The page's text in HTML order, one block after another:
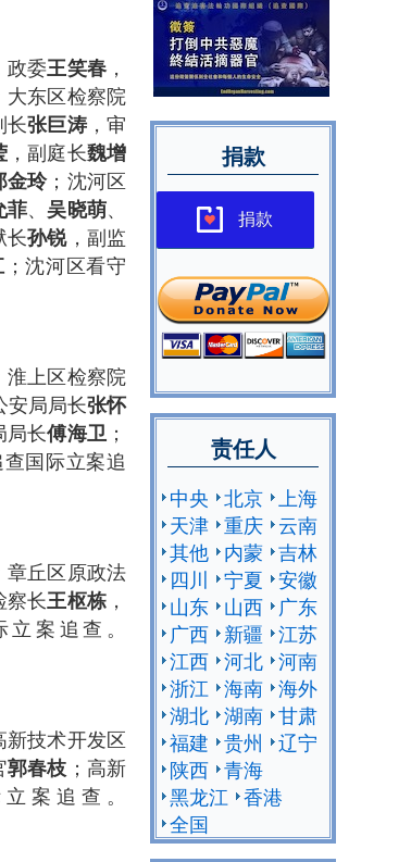
政委王笑春 ，
大东区检察院
长张巨涛，审
，副庭长魏增
金玲；沈河区
菲、吴晓萌、
长孙锐，副监
；沈河区看守
淮上区检察院
安局局长张怀
局长傅海卫 ；
国际立案追
章丘区原政法
察长王枢栋 ，
案追查。
技术开发区
郭春枝 ；高新
案追查。
捐款
捐款
责任人
中央 北京
上海
天津 重庆 云南
其他 内蒙 吉林
四川
宁夏 安徽
山东 山西
广东
广西 新疆 江苏
江西 河北 河南
浙江 海南 海外
湖北 湖南 甘肃
福建 贵州
辽宁
陕西 青海
黑龙江 香港
全国